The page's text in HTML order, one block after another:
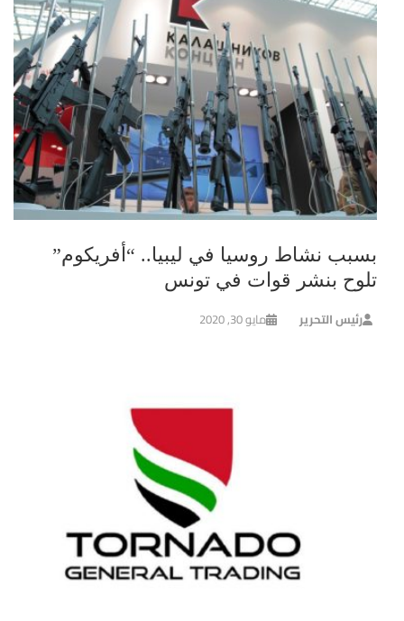
بسبب نشاط روسيا في ليبيا.. “أفريكوم”
تلوح بنشر قوات في تونس
رئيس التحرير مايو 30, 2020